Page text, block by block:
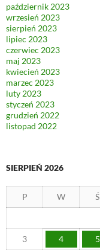
październik 2023
wrzesień 2023
sierpień 2023
lipiec 2023
czerwiec 2023
maj 2023
kwiecień 2023
marzec 2023
luty 2023
styczeń 2023
grudzień 2022
listopad 2022
SIERPIEŃ 2026
P W Ś
3 4 5